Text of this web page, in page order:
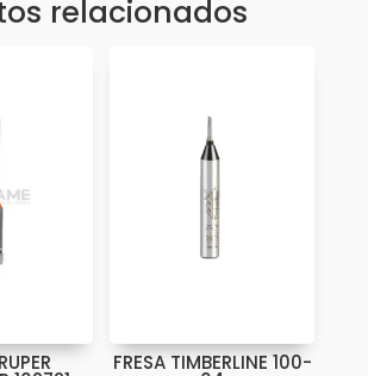
relacionados
FRESA TIMBERLINE 100-